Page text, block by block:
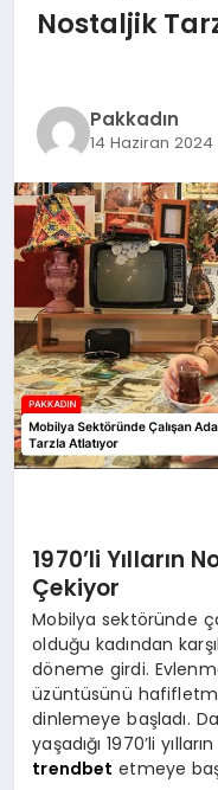
SPOR & FITNESS
YEMEK
KIMDIR?
HESAPLAMALAR
Nostaljik
Pakkadın
14 Haziran 2024
1970’li Yılların
Çekiyor
Mobilya sektöründe
olduğu kadından
döneme girdi.
üzüntüsünü
dinlemeye başladı.
yaşadığı 1970’li
trendbet etmeye